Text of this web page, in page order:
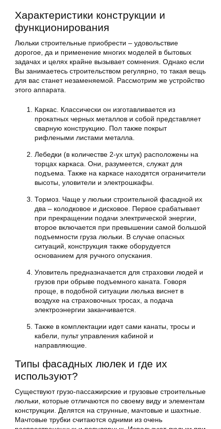
Характеристики конструкции и
функционирования
Люльки строительные приобрести – удовольствие
дорогое, да и применение многих моделей в бытовых
задачах и целях крайне вызывает сомнения. Однако если
Вы занимаетесь строительством регулярно, то такая вещь
для вас станет незаменяемой. Рассмотрим же устройство
этого аппарата.
Каркас. Классически он изготавливается из
прокатных черных металлов и собой представляет
сварную конструкцию. Пол также покрыт
рифлеными листами металла.
Лебедки (в количестве 2-ух штук) расположены на
торцах каркаса. Они, разумеется, служат для
подъема. Также на каркасе находятся ограничители
высоты, уловители и электрошкафы.
Тормоз. Чаще у люльки строительной фасадной их
два – колодковое и дисковое. Первое срабатывает
при прекращении подачи электрической энергии,
второе включается при превышении самой большой
подъемности груза люльки. В случае опасных
ситуаций, конструкция также оборудуется
основанием для ручного опускания.
Уловитель предназначается для страховки людей и
грузов при обрыве подъемного каната. Говоря
проще, в подобной ситуации люлька виснет в
воздухе на страховочных тросах, а подача
электроэнергии заканчивается.
Также в комплектации идет сами канаты, тросы и
кабели, пульт управления кабиной и
направляющие.
Типы фасадных люлек и где их
используют?
Существуют грузо-пассажирские и грузовые строительные
люльки, которые отличаются по своему виду и элементам
конструкции. Делятся на струнные, мачтовые и шахтные.
Мачтовые трубки считаются одними из очень